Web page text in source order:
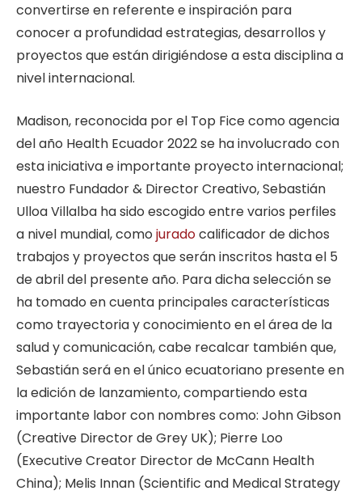
convertirse en referente e inspiración para
conocer a profundidad estrategias, desarrollos y
proyectos que están dirigiéndose a esta disciplina a
nivel internacional.
Madison, reconocida por el Top Fice como agencia
del año Health Ecuador 2022 se ha involucrado con
esta iniciativa e importante proyecto internacional;
nuestro Fundador & Director Creativo, Sebastián
Ulloa Villalba ha sido escogido entre varios perfiles
a nivel mundial, como juradocalificador de dichos
trabajos y proyectos que serán inscritos hasta el 5
de abril del presente año. Para dicha selección se
ha tomado en cuenta principales características
como trayectoria y conocimiento en el área de la
salud y comunicación, cabe recalcar también que,
Sebastián será en el único ecuatoriano presente en
la edición de lanzamiento, compartiendo esta
importante labor con nombres como: John Gibson
(Creative Director de Grey UK); Pierre Loo
(Executive Creator Director de McCann Health
China); Melis Innan (Scientific and Medical Strategy